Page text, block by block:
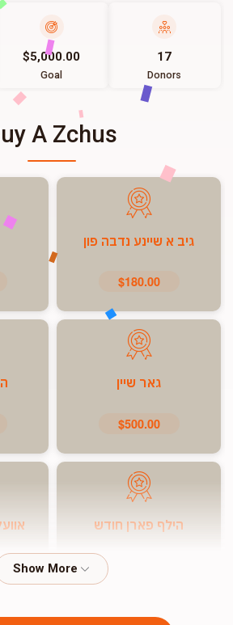
$5,000.00
Goal
17
Donors
A Zchus
גיב א שיינע נדבה פון
$180.00
גאר שיין
$500.00
הילף פארן חודש